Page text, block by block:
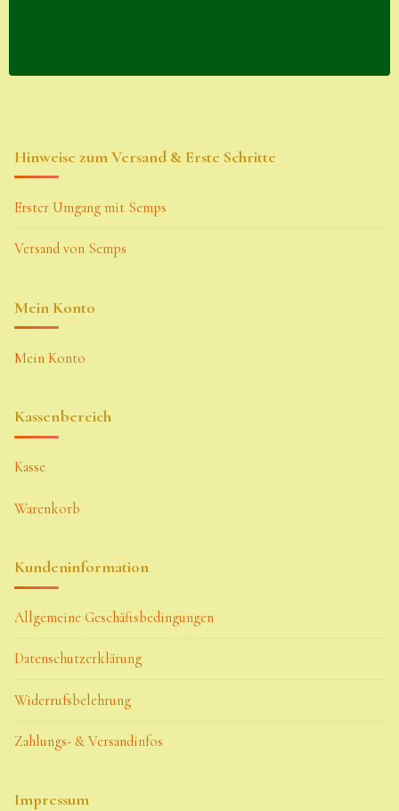
Hinweise zum Versand & Erste Schritte
Erster Umgang mit Semps
Versand von Semps
Mein Konto
Mein Konto
Kassenbereich
Kasse
Warenkorb
Kundeninformation
Allgemeine Geschäftsbedingungen
Datenschutzerklärung
Widerrufsbelehrung
Zahlungs- & Versandinfos
Impressum